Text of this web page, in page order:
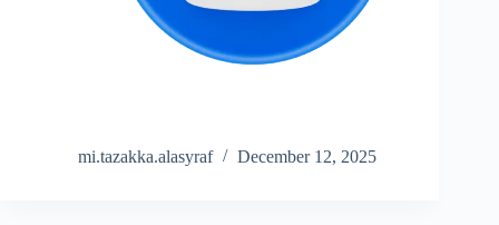
mi.tazakka.alasyraf December 12, 2025